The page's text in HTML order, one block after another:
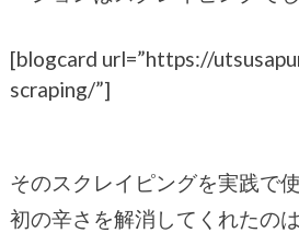
[blogcard url=”https://
scraping/”]
そのスクレイピングを実践で
初の辛さを解消してくれたの